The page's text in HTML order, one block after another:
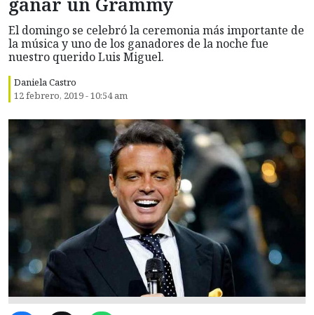
El domingo se celebró la ceremonia más importante de
la música y uno de los ganadores de la noche fue
nuestro querido Luis Miguel.
Daniela Castro
12 febrero, 2019 - 10:54 am